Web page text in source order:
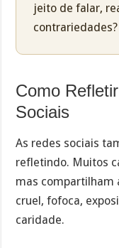
jeito de falar,
contrariedades?
Como
Sociais
As redes sociais
refletindo. Muitos
mas compartilham
cruel, fofoca,
caridade.